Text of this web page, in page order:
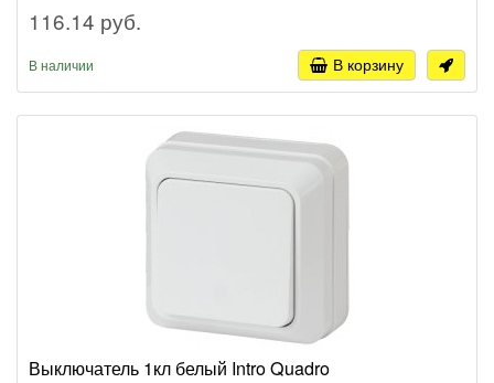
116.14 руб.
В наличии В корзину
Выключатель 1кл белый Intro Quadro